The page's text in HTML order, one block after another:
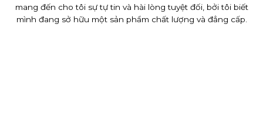
mang đến cho tôi sự tự tin và hài lòng tuyệt đối, bởi tôi biết
mình đang sở hữu một sản phẩm chất lượng và đẳng cấp.